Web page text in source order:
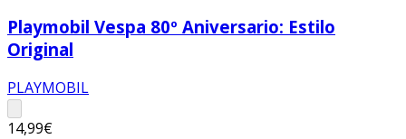
Playmobil Vespa 80º Aniversario: Estilo
Original
PLAYMOBIL
14,99€